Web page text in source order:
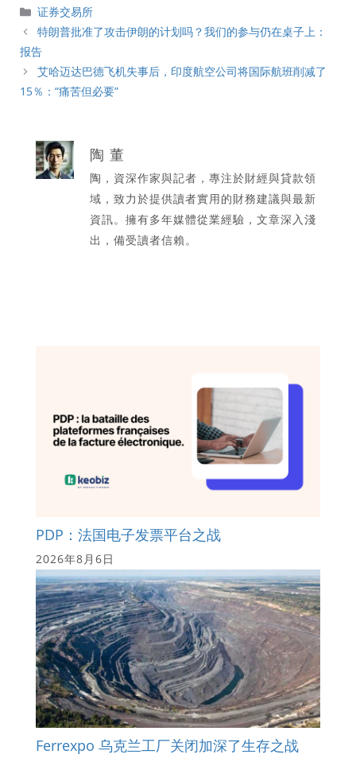
分
類
证券交易所
特朗普批准了攻击伊朗的计划吗？我们的参与仍在桌子上：
报告
艾哈迈达巴德飞机失事后，印度航空公司将国际航班削减了
15％：“痛苦但必要”
陶 董
陶，資深作家與記者，專注於財經與貸款領
域，致力於提供讀者實用的財務建議與最新
資訊。擁有多年媒體從業經驗，文章深入淺
出，備受讀者信賴。
PDP：法国电子发票平台之战
2026年8月6日
Ferrexpo 乌克兰工厂关闭加深了生存之战